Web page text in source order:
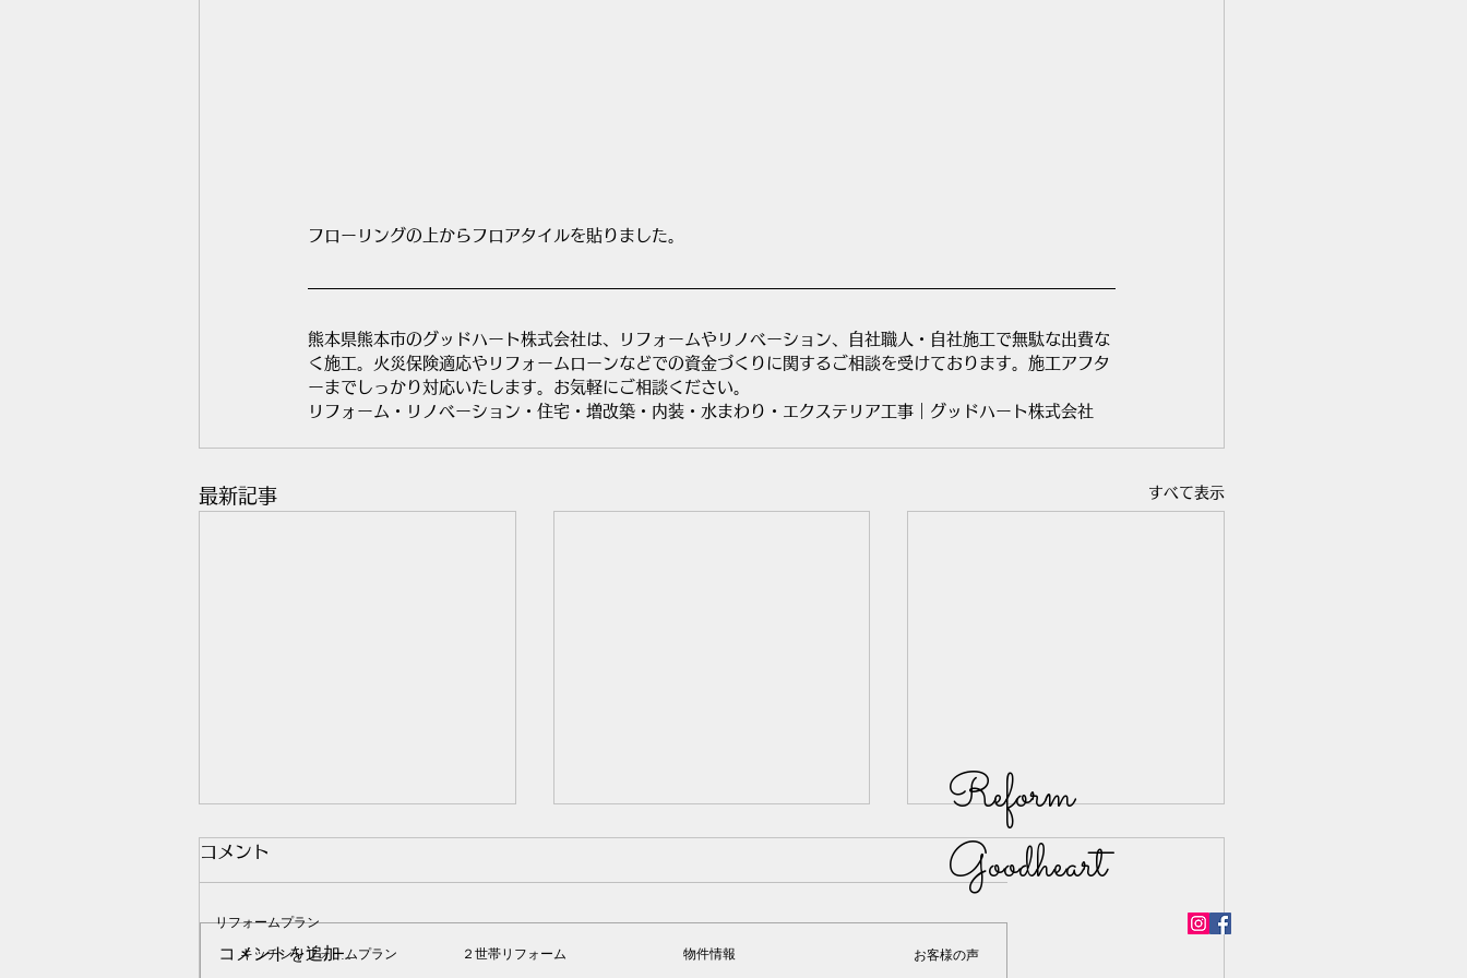
フローリングの上からフロアタイルを貼りました。
熊本県熊本市のグッドハート株式会社は、リフォームやリノベーション、自社職人・自社施工で無駄な出費な
く施工。火災保険適応やリフォームローンなどでの資金づくりに関するご相談を受けております。施工アフタ
ーまでしっかり対応いたします。お気軽にご相談ください。
リフォーム・リノベーション・住宅・増改築・内装・水まわり・エクステリア工事｜グッドハート株式会社
最新記事 すべて表示
コメント
コメントを追加…
Reform
Goodheart
リフォームプラン
キッチンリフォームプラン
２世帯リフォーム
物件情報
お客様の声